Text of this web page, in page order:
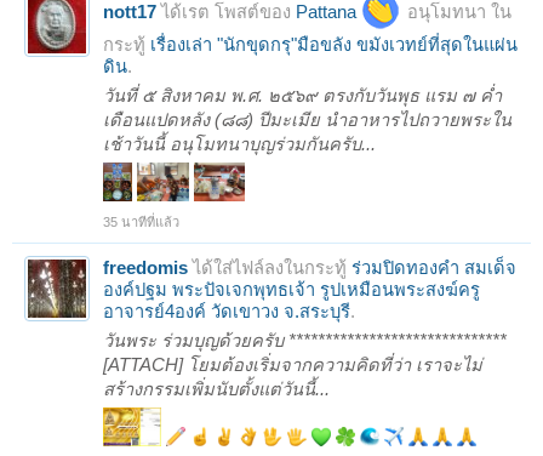
nott17ได้เรต โพสต์ของ Pattana
อนุโมทนา ใน
กระทู้ เรื่องเล่า "นักขุดกรุ"มือขลัง ขมังเวทย์ที่สุดในแผ่น
ดิน.
วันที่ ๕ สิงหาคม พ.ศ. ๒๕๖๙ ตรงกับวันพุธ แรม ๗ ค่ำ
เดือนแปดหลัง (๘๘) ปีมะเมีย นำอาหารไปถวายพระใน
เช้าวันนี้ อนุโมทนาบุญร่วมกันครับ...
35 นาทีที่แล้ว
freedomisได้ใส่ไฟล์ลงในกระทู้ ร่วมปิดทองคํา สมเด็จ
องค์ปฐม พระปัจเจกพุทธเจ้า รูปเหมือนพระสงฆ์ครู
อาจารย์4องค์ วัดเขาวง จ.สระบุรี.
วันพระ ร่วมบุญด้วยครับ ******************************
[ATTACH] โยมต้องเริ่มจากความคิดที่ว่า เราจะไม่
สร้างกรรมเพิ่มนับตั้งแต่วันนี้...